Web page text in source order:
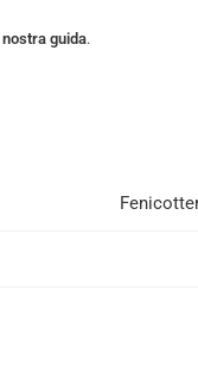
nostra guida.